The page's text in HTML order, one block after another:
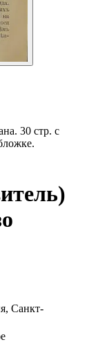
30 стр. с
Санкт-